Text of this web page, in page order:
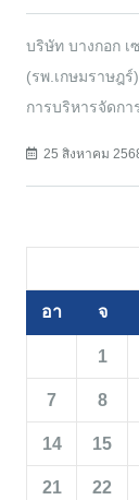
บริษัท บางกอก
(รพ.เกษมราษฎ
การบริหารจัดก
25 สิงหาคม
อา จ
1
7 8
14 15
21 22